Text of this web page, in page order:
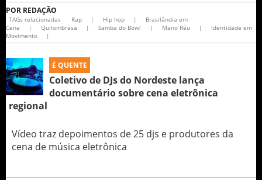
POR REDAÇÃO
TAGs relacionadas Rap | Hip hop |
Brasilândia em
Cena
| Quilombrasa | Samba do Bowl | Mano Réu |
Identidade em
Movimento
|
É QUENTE
Coletivo de DJs do Nordeste lança
documentário sobre cena eletrônica
regional
Vídeo traz depoimentos de 25 djs e produtores da
cena de música eletrônica